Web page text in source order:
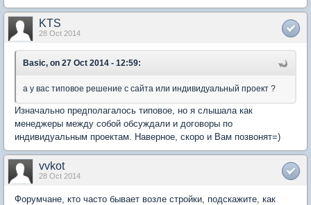
KTS
28 Oct 2014
Basic, on 27 Oct 2014 - 12:59:
а у вас типовое решение с сайта или индивидуальный проект ?
Изначально предполагалось типовое, но я слышала как
менеджеры между собой обсуждали и договоры по
индивидуальным проектам. Наверное, скоро и Вам позвонят=)
vvkot
28 Oct 2014
Форумчане, кто часто бывает возле стройки, подскажите, как